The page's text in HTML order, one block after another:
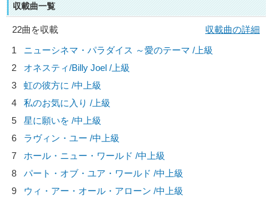
収載曲一覧
22曲を収載
収載曲の詳細
1
ニューシネマ・パラダイス ～愛のテーマ /上級
2
オネスティ/Billy Joel /上級
3
虹の彼方に /中上級
4
私のお気に入り /上級
5
星に願いを /中上級
6
ラヴィン・ユー /中上級
7
ホール・ニュー・ワールド /中上級
8
パート・オブ・ユア・ワールド /中上級
9
ウィ・アー・オール・アローン /中上級